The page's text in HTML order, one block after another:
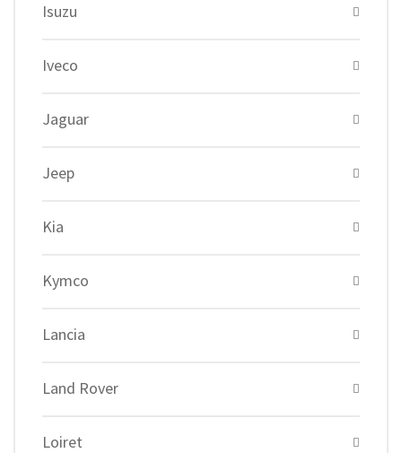
Isuzu
Iveco
Jaguar
Jeep
Kia
Kymco
Lancia
Land Rover
Loiret